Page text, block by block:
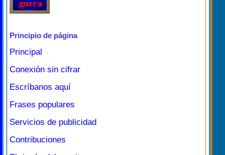
Principio de página
Principal
Conexión sin cifrar
Escríbanos aquí
Frases populares
Servicios de publicidad
Contribuciones